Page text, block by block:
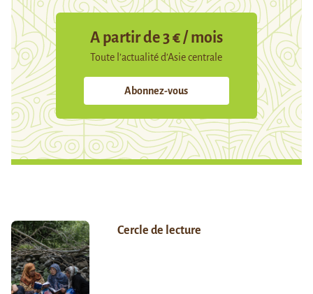
A partir de 3 € / mois
Toute l’actualité d’Asie centrale
Abonnez-vous
Cercle de lecture